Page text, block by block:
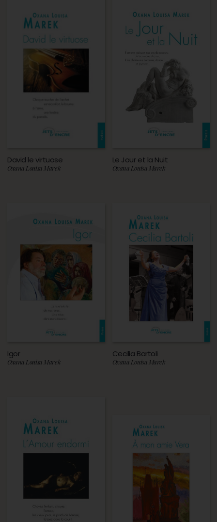
David le virtuose
Oxana Louisa Marek
Le Jour et la Nuit
Oxana Louisa Marek
Igor
Oxana Louisa Marek
Cecilia Bartoli
Oxana Louisa Marek